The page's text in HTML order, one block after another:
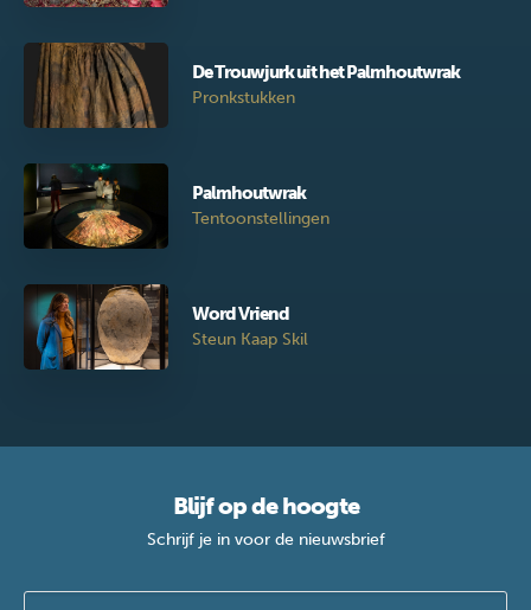
De Trouwjurk uit het Palmhoutwrak
Pronkstukken
Palmhoutwrak
Tentoonstellingen
Word Vriend
Steun Kaap Skil
Blijf op de hoogte
Schrijf je in voor de nieuwsbrief